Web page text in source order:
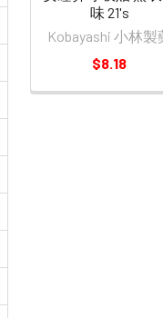
味 21's
Kobayashi 小林製
$8.18